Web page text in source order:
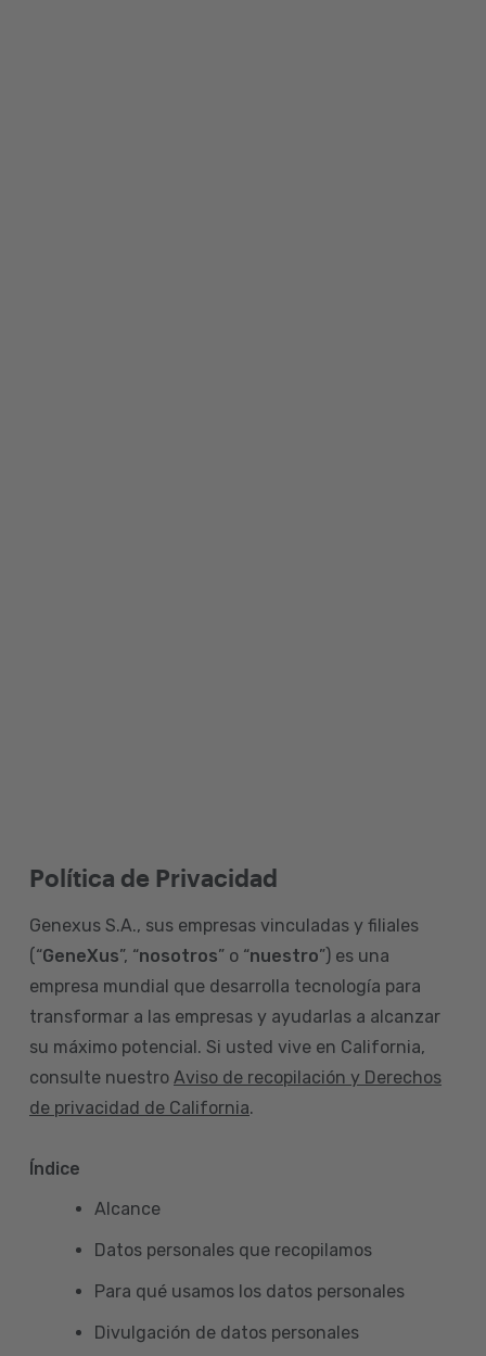
Política de Privacidad
Genexus S.A., sus empresas vinculadas y filiales
(“GeneXus”, “nosotros” o “nuestro”) es una
empresa mundial que desarrolla tecnología para
transformar a las empresas y ayudarlas a alcanzar
su máximo potencial. Si usted vive en California,
consulte nuestro Aviso de recopilación y Derechos
de privacidad de California.
Índice
Alcance
Datos personales que recopilamos
Para qué usamos los datos personales
Divulgación de datos personales